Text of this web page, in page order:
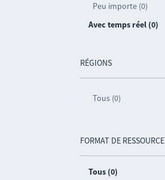
Peu importe (0)
Avec temps réel (0)
RÉGIONS
Tous (0)
FORMAT DE RESSOURCE
Tous (0)